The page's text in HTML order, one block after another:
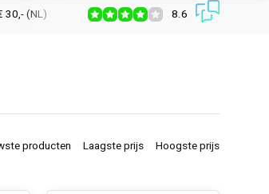
30,- (NL) Verzendkosten € 2,95 (NL)
8.6
producten Laagste prijs Hoogste prijs